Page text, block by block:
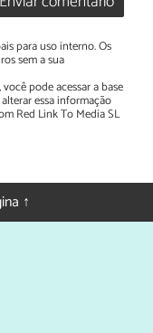
para uso interno. Os
sem a sua
pode acessar a base
essa informação
Red Link To Media SL
↑